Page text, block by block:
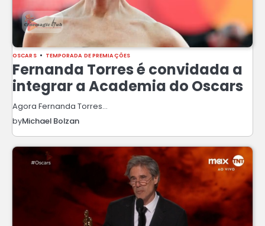
OSCARS TEMPORADA DE PREMIAÇÕES
Fernanda Torres é convidada a
integrar a Academia do Oscars
Agora Fernanda Torres…
byMichael Bolzan